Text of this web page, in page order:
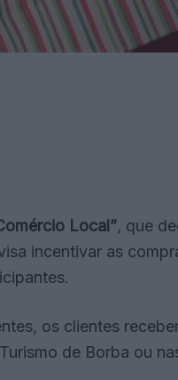
Local”, que
incentivar as
os clientes
de Borba ou